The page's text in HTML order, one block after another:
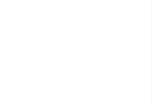
je 5 z 5 hvězdiček.